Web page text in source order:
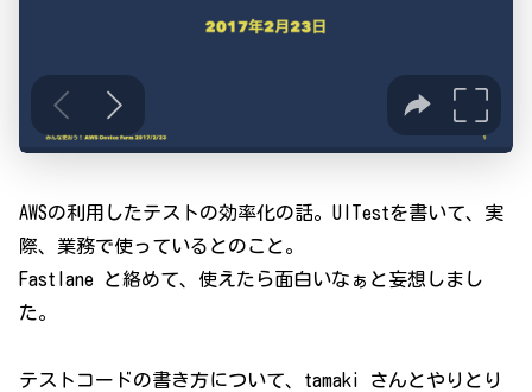
AWSの利用したテストの効率化の話。UITestを書いて、実
際、業務で使っているとのこと。
Fastlane と絡めて、使えたら面白いなぁと妄想しまし
た。
テストコードの書き方について、tamaki さんとやりとり